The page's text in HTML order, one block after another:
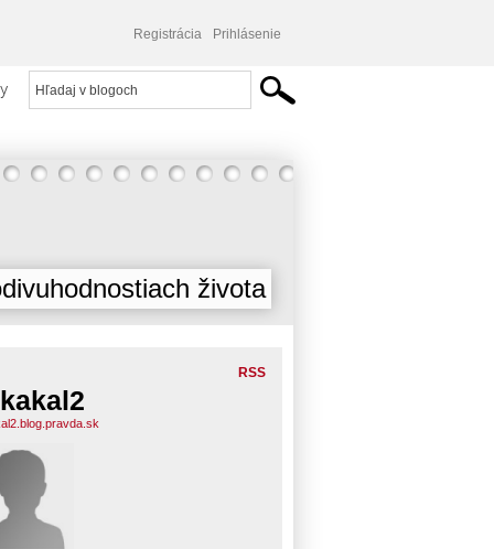
Registrácia Prihlásenie
života
RSS